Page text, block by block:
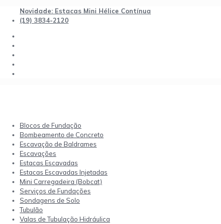
Novidade: Estacas Mini Hélice Contínua
(19) 3834-2120
Blocos de Fundação
Bombeamento de Concreto
Escavação de Baldrames
Escavações
Estacas Escavadas
Estacas Escavadas Injetadas
Mini Carregadeira (Bobcat)
Serviços de Fundações
Sondagens de Solo
Tubulão
Valas de Tubulação Hidráulica